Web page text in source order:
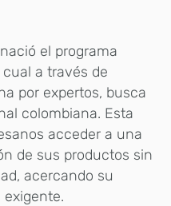
el programa
cual a través de
por expertos, busca
colombiana. Esta
acceder a una
de sus productos sin
acercando su